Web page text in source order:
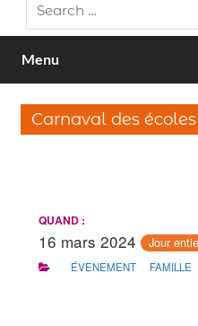
Menu
Carnaval des écoles
QUAND :
16 mars 2024 Jour
ÉVENEMENT FAMILLE